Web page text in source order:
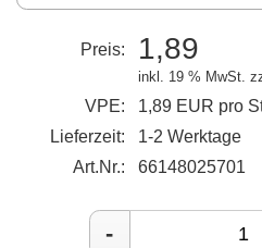
Preis: 1,89
inkl. 19 % MwSt.
VPE:
1,89 EUR pro
Lieferzeit:
1-2 Werktage
Art.Nr.:
66148025701
-